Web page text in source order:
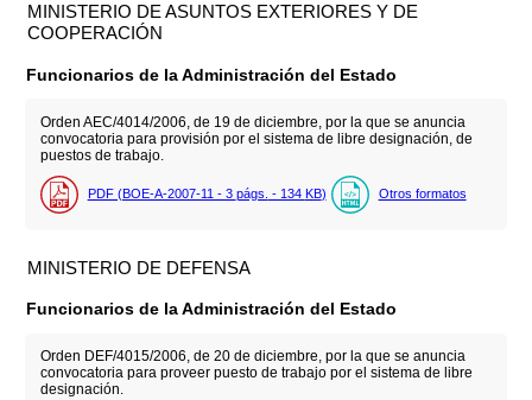
MINISTERIO DE ASUNTOS EXTERIORES Y DE
COOPERACIÓN
Funcionarios de la Administración del Estado
Orden AEC/4014/2006, de 19 de diciembre, por la que se anuncia
convocatoria para provisión por el sistema de libre designación, de
puestos de trabajo.
PDF (BOE-A-2007-11 - 3 págs. - 134 KB) Otros formatos
MINISTERIO DE DEFENSA
Funcionarios de la Administración del Estado
Orden DEF/4015/2006, de 20 de diciembre, por la que se anuncia
convocatoria para proveer puesto de trabajo por el sistema de libre
designación.